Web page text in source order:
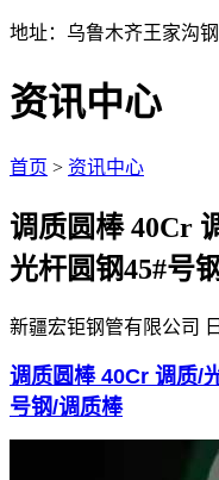
地址：乌鲁木齐王家沟
资讯中心
首页 > 资讯中心
调质圆棒 40Cr
光杆圆钢45#号
新疆宏钜钢管有限公司
调质圆棒 40Cr 调质/
号钢/调质棒